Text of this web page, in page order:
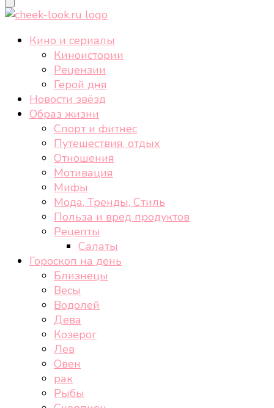
cheek-look.ru
Женский сайт о звездах и кино, а также трендах,
здоровом образе жизни, спорте, стиле, отдыхе и
Кино и сериалы
Киноистории
Рецензии
Герой дня
Новости звёзд
Образ жизни
Спорт и фитнес
Путешествия, отдых
Отношения
Мотивация
Мифы
Мода, Тренды, Стиль
Польза и вред продуктов
Рецепты
Салаты
Гороскоп на день
Близнецы
Весы
Водолей
Дева
Козерог
Лев
Овен
рак
Рыбы